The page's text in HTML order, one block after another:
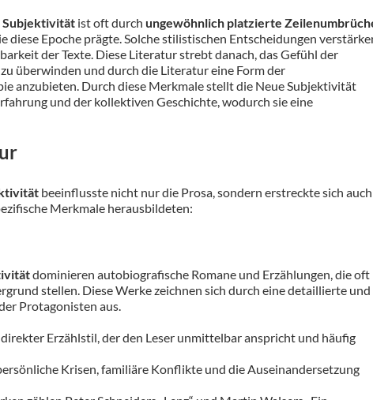
Subjektivitätist oft durch ungewöhnlich platzierte
diese Epoche prägte. Solche stilistischen Entscheidungen
der Texte. Diese Literatur strebt danach, das Gefühl der
überwinden und durch die Literatur eine Form der
anzubieten. Durch diese Merkmale stellt die Neue Subjektivität
und der kollektiven Geschichte, wodurch sie eine
beeinflusste nicht nur die Prosa, sondern erstreckte sich auch
Merkmale herausbildeten:
dominieren autobiografische Romane und Erzählungen, die oft
stellen. Diese Werke zeichnen sich durch eine detaillierte und
Protagonisten aus.
Erzählstil, der den Leser unmittelbar anspricht und häufig
Krisen, familiäre Konflikte und die Auseinandersetzung